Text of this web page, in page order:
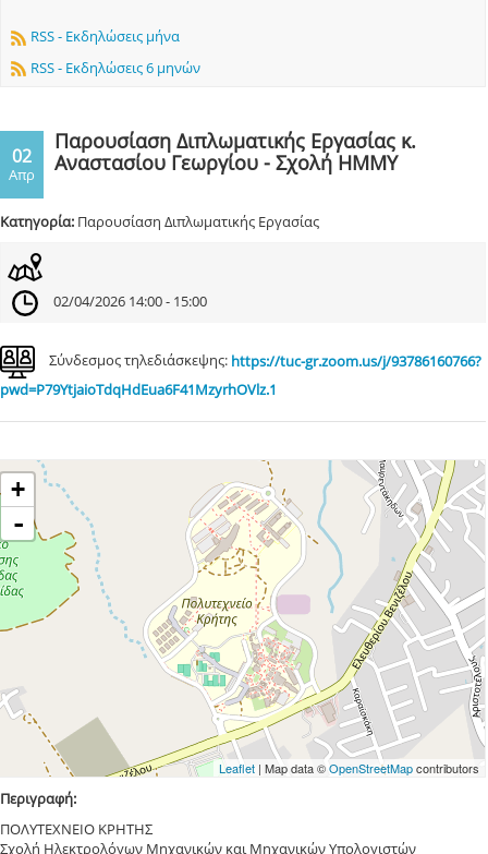
RSS - Εκδηλώσεις μήνα
RSS - Εκδηλώσεις 6 μηνών
02
Απρ
Παρουσίαση Διπλωματικής Εργασίας κ.
Αναστασίου Γεωργίου - Σχολή ΗΜΜΥ
Κατηγορία: Παρουσίαση Διπλωματικής Εργασίας
02/04/2026 14:00 - 15:00
Σύνδεσμος τηλεδιάσκεψης: https://tuc-gr.zoom.us/j/93786160766?
pwd=P79YtjaioTdqHdEua6F41MzyrhOVlz.1
+
-
Leaflet| Map data ©OpenStreetMapcontributors
Περιγραφή:
ΠΟΛΥΤΕΧΝΕΙΟ ΚΡΗΤΗΣ
Σχολή Ηλεκτρολόγων Μηχανικών και Μηχανικών Υπολογιστών